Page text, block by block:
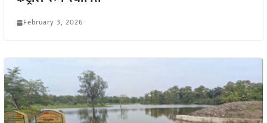
February 3, 2026